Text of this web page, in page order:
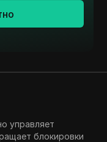
управляет
блокировки